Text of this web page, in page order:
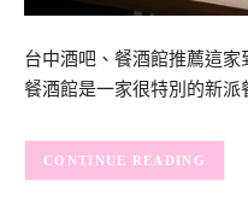
台中酒吧、餐酒館推薦這
餐酒館是一家很特別的新
CONTINUE READING